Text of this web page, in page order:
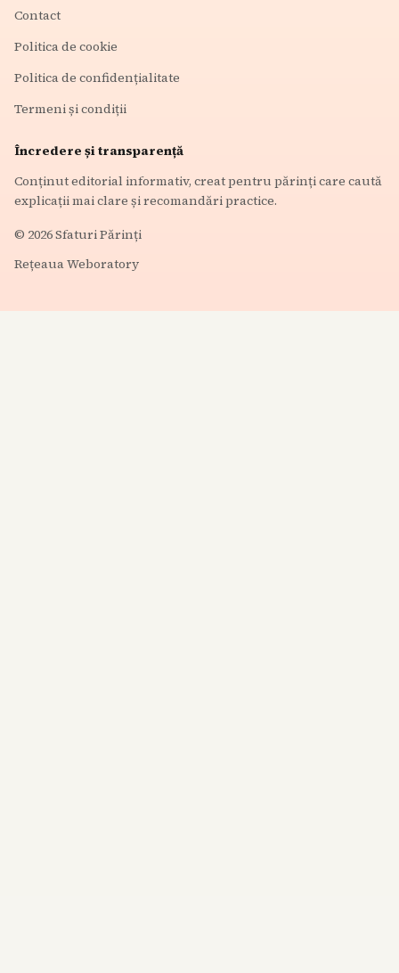
Contact
Politica de cookie
Politica de confidențialitate
Termeni și condiții
Încredere și transparență
Conținut editorial informativ, creat pentru părinți care caută
explicații mai clare și recomandări practice.
© 2026Sfaturi Părinți
Rețeaua Weboratory